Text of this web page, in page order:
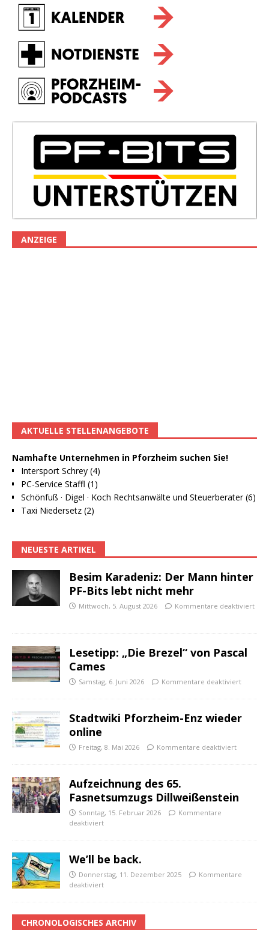
ANZEIGE
AKTUELLE STELLENANGEBOTE
Namhafte Unternehmen in Pforzheim suchen Sie!
Intersport Schrey (4)
PC-Service Staffl (1)
Schönfuß · Digel · Koch Rechtsanwälte und Steuerberater (6)
Taxi Niedersetz (2)
NEUESTE ARTIKEL
Besim Karadeniz: Der Mann hinter
PF-Bits lebt nicht mehr
Mittwoch, 5. August 2026 Kommentare deaktiviert
Lesetipp: „Die Brezel“ von Pascal
Cames
Samstag, 6. Juni 2026 Kommentare deaktiviert
Stadtwiki Pforzheim-Enz wieder
online
Freitag, 8. Mai 2026 Kommentare deaktiviert
Aufzeichnung des 65.
Fasnetsumzugs Dillweißenstein
Sonntag, 15. Februar 2026
Kommentare
deaktiviert
We’ll be back.
Donnerstag, 11. Dezember 2025
Kommentare
deaktiviert
CHRONOLOGISCHES ARCHIV